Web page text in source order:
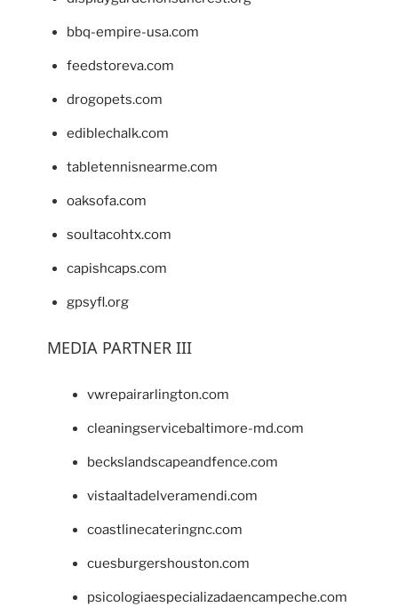
bbq-empire-usa.com
feedstoreva.com
drogopets.com
ediblechalk.com
tabletennisnearme.com
oaksofa.com
soultacohtx.com
capishcaps.com
gpsyfl.org
MEDIA PARTNER III
vwrepairarlington.com
cleaningservicebaltimore-md.com
beckslandscapeandfence.com
vistaaltadelveramendi.com
coastlinecateringnc.com
cuesburgershouston.com
psicologiaespecializadaencampeche.com